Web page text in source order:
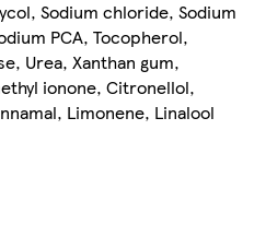
Sodium chloride, Sodium
PCA, Tocopherol,
Urea, Xanthan gum,
ionone, Citronellol,
Limonene, Linalool